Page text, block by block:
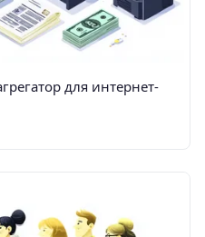
для интернет-